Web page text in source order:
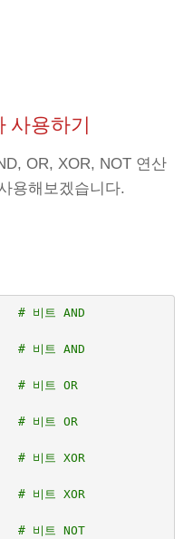
사용하기
OR, XOR, NOT 연산
용해보겠습니다.
# 비트 AND
# 비트 AND
# 비트 OR
# 비트 OR
# 비트 XOR
# 비트 XOR
# 비트 NOT